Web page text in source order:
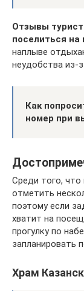
Отзывы
поселиться на
наплыве
неудобства из-
Как
номер при
Среди того,
отметить
поэтому если
хватит на
прогулку по
запланировать
Храм